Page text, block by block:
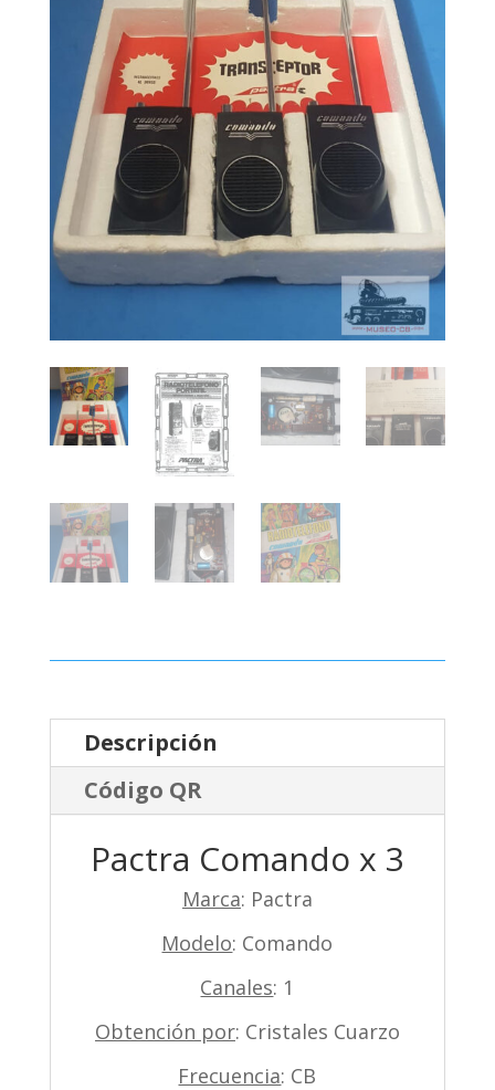
Descripción
Código QR
Pactra Comando x 3
Marca: Pactra
Modelo: Comando
Canales: 1
Obtención por: Cristales Cuarzo
Frecuencia: CB